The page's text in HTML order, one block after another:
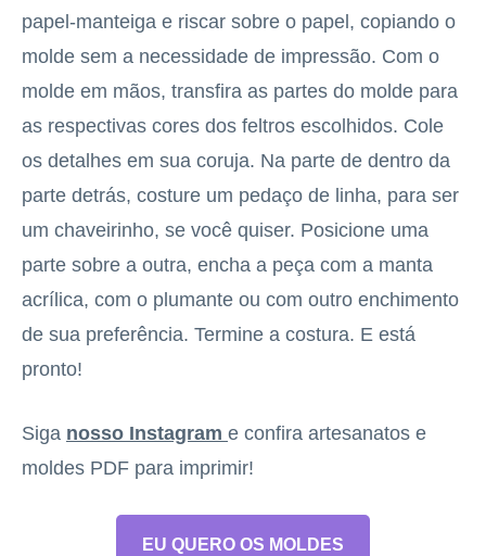
papel-manteiga e riscar sobre o papel, copiando o
molde sem a necessidade de impressão. Com o
molde em mãos, transfira as partes do molde para
as respectivas cores dos feltros escolhidos. Cole
os detalhes em sua coruja. Na parte de dentro da
parte detrás, costure um pedaço de linha, para ser
um chaveirinho, se você quiser. Posicione uma
parte sobre a outra, encha a peça com a manta
acrílica, com o plumante ou com outro enchimento
de sua preferência. Termine a costura. E está
pronto!
Siga nosso Instagram e confira artesanatos e
moldes PDF para imprimir!
EU QUERO OS MOLDES